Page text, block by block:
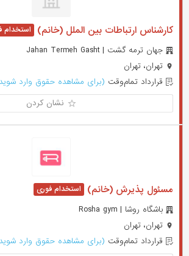
کارشناس ارتباطات بین الملل (خانم)
جهان ترمه گشت | Jahan Termeh Gasht
تهران، تهران
قرارداد تمام‌وقت (برای مشاهده حقوق وارد
نشان کردن
مسئول پذیرش (خانم)
باشگاه روشا | Rosha gym
تهران، تهران
قرارداد تمام‌وقت (برای مشاهده حقوق وارد